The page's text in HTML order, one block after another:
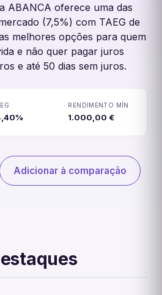
ABANCA oferece uma das
(7,5%) com TAEG de
melhores opções para quem
e não quer pagar juros
e até 50 dias sem juros.
RENDIMENTO MÍN.
1.000,00 €
Adicionar à comparação